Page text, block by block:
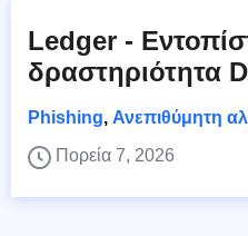
Ledger -
δραστηριότητα
Phishing, Ανεπιθύμητη
Πορεία 7, 2026